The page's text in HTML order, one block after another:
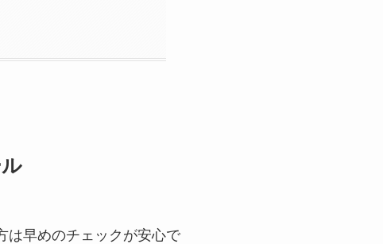
は早めのチェックが安心で